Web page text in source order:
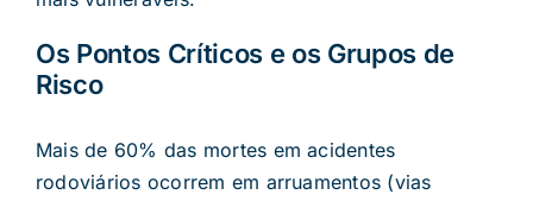
Os Pontos Críticos e os Grupos de
Risco
Mais de 60% das mortes em acidentes
rodoviários ocorrem em arruamentos (vias